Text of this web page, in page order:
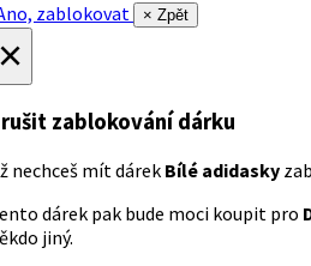
zablokovat
× Zpět
zablokování dárku
nechceš mít dárek Bílé adidasky
dárek pak bude moci koupit pro
jiný.